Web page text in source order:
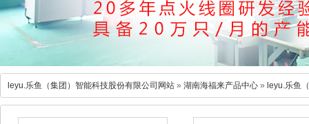
leyu.乐鱼（集团）智能科技股份有限公司网站 » 湖南海福来产品中心 » leyu.乐鱼